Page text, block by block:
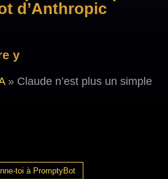
d’Anthropic
y
» Claude n’est plus un simple
toi à PromptyBot